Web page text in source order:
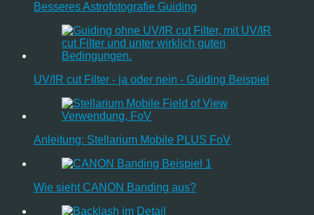
Besseres Astrofotografie Guiding
UV/IR cut Filter - ja oder nein - Guiding Beispiel
Anleitung: Stellarium Mobile PLUS FoV
Wie sieht CANON Banding aus?